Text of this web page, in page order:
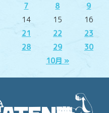
10月 »
7 8
9
14 15
16
21 22
23
28 29 30